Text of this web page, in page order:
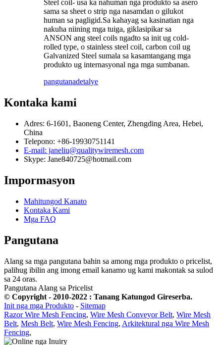
Steel coil- usa ka nahuman nga produkto sa asero
sama sa sheet o strip nga nasamdan o gilukot
human sa pagligid.Sa kahayag sa kasinatian nga
nakuha niining mga tuiga, giklasipikar sa
ANSON ang steel coils ngadto sa init ug cold-
rolled type, o stainless steel coil, carbon coil ug
Galvanized Steel sumala sa kasamtangang mga
produkto ug internasyonal nga mga sumbanan.
pangutanadetalye
Kontaka kami
Adres: 6-1601, Baoneng Center, Zhengding Area, Hebei,
China
Telepono: +86-19930751141
E-mail: janeliu@qualitywiremesh.com
Skype: Jane840725@hotmail.com
Impormasyon
Mahitungod Kanato
Kontaka Kami
Mga FAQ
Pangutana
Alang sa mga pangutana bahin sa among mga produkto o pricelist,
palihug ibilin ang imong email kanamo ug kami makontak sa sulod
sa 24 oras.
Pangutana Alang sa Pricelist
© Copyright - 2010-2022 : Tanang Katungod Gireserba.
Init nga mga Produkto - Sitemap
Razor Wire Mesh Fencing, Wire Mesh Conveyor Belt, Wire Mesh
Belt, Mesh Belt, Wire Mesh Fencing, Arkitektural nga Wire Mesh
Fencing,